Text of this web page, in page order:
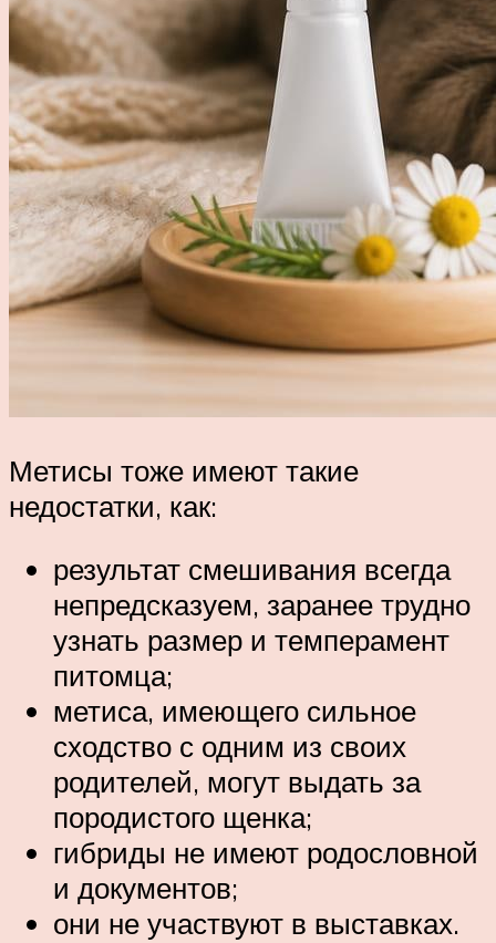
Метисы тоже имеют такие
недостатки, как:
результат смешивания всегда
непредсказуем, заранее трудно
узнать размер и темперамент
питомца;
метиса, имеющего сильное
сходство с одним из своих
родителей, могут выдать за
породистого щенка;
гибриды не имеют родословной
и документов;
они не участвуют в выставках.